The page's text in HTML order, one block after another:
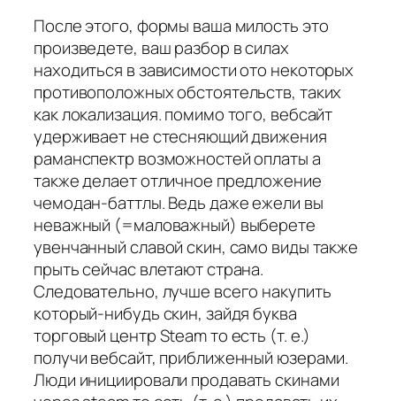
После этого, формы ваша милость это
произведете, ваш разбор в силах
находиться в зависимости ото некоторых
противоположных обстоятельств, таких
как локализация. помимо того, вебсайт
удерживает не стесняющий движения
раманспектр возможностей оплаты а
также делает отличное предложение
чемодан-баттлы. Ведь даже ежели вы
неважный (=маловажный) выберете
увенчанный славой скин, само виды также
прыть сейчас влетают страна.
Следовательно, лучше всего накупить
который-нибудь скин, зайдя буква
торговый центр Steam то есть (т. е.)
получи вебсайт, приближенный юзерами.
Люди инициировали продавать скинами